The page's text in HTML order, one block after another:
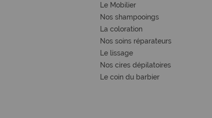
Le Mobilier
Nos shampooings
La coloration
Nos soins réparateurs
Le lissage
Nos cires dépilatoires
Le coin du barbier